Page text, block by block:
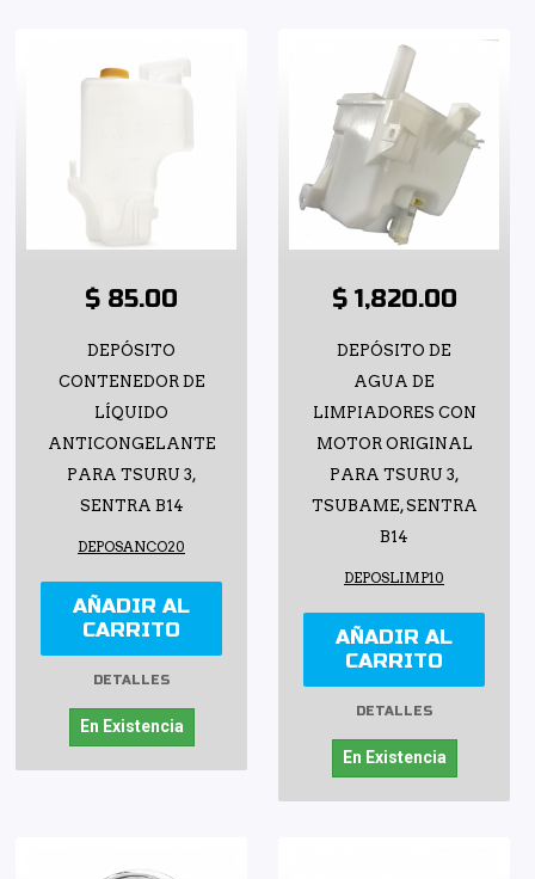
$ 85.00
DEPÓSITO
CONTENEDOR DE
LÍQUIDO
ANTICONGELANTE
PARA TSURU 3,
SENTRA B14
DEPOSANCO20
AÑADIR AL
CARRITO
DETALLES
En Existencia
$ 1,820.00
DEPÓSITO DE
AGUA DE
LIMPIADORES CON
MOTOR ORIGINAL
PARA TSURU 3,
TSUBAME, SENTRA
B14
DEPOSLIMP10
AÑADIR AL
CARRITO
DETALLES
En Existencia